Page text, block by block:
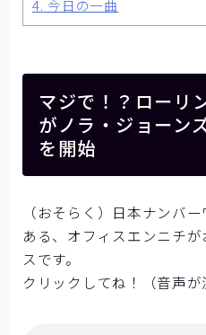
【住友ゴム工業様①】
大阪ガスビジネスクリエ
【大阪ガスビジネスク
【株式会社リゲッタ様】
メディア掲載
記事を探す
4. 今日の一曲
マジで！？ ローリ
がノラ・ジョーン
を開始
（おそらく）日本ナンバ
ある、オフィスエンニチ
スです。
クリックしてね！（音声が